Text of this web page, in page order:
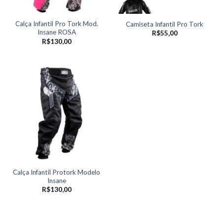
Calça Infantil Pro Tork Mod.
Insane ROSA
R$130,00
Camiseta Infantil Pro Tork
R$55,00
Calça Infantil Protork Modelo
Insane
R$130,00